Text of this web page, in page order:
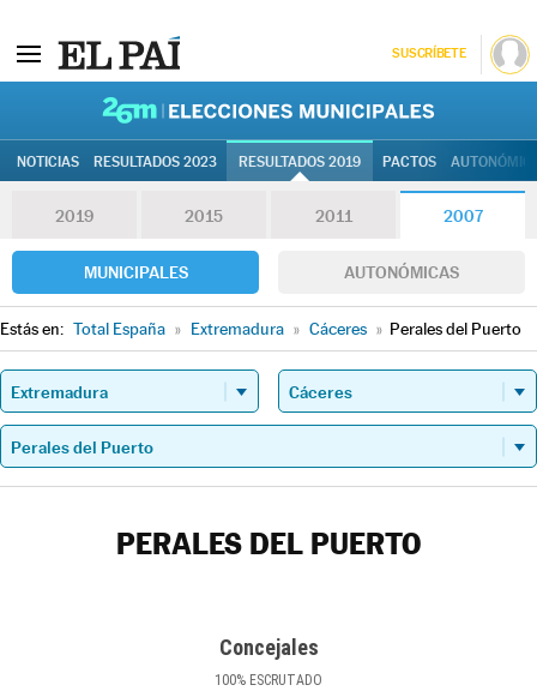
SUSCRÍBETE
NOTICIAS RESULTADOS 2023 RESULTADOS 2019 PACTOS
2019 2015 2011 2007
MUNICIPALES AUTONÓMICAS
Estás en: Total España » Extremadura » Cáceres » Perales del Puerto
PERALES DEL PUERTO
Concejales
100% ESCRUTADO